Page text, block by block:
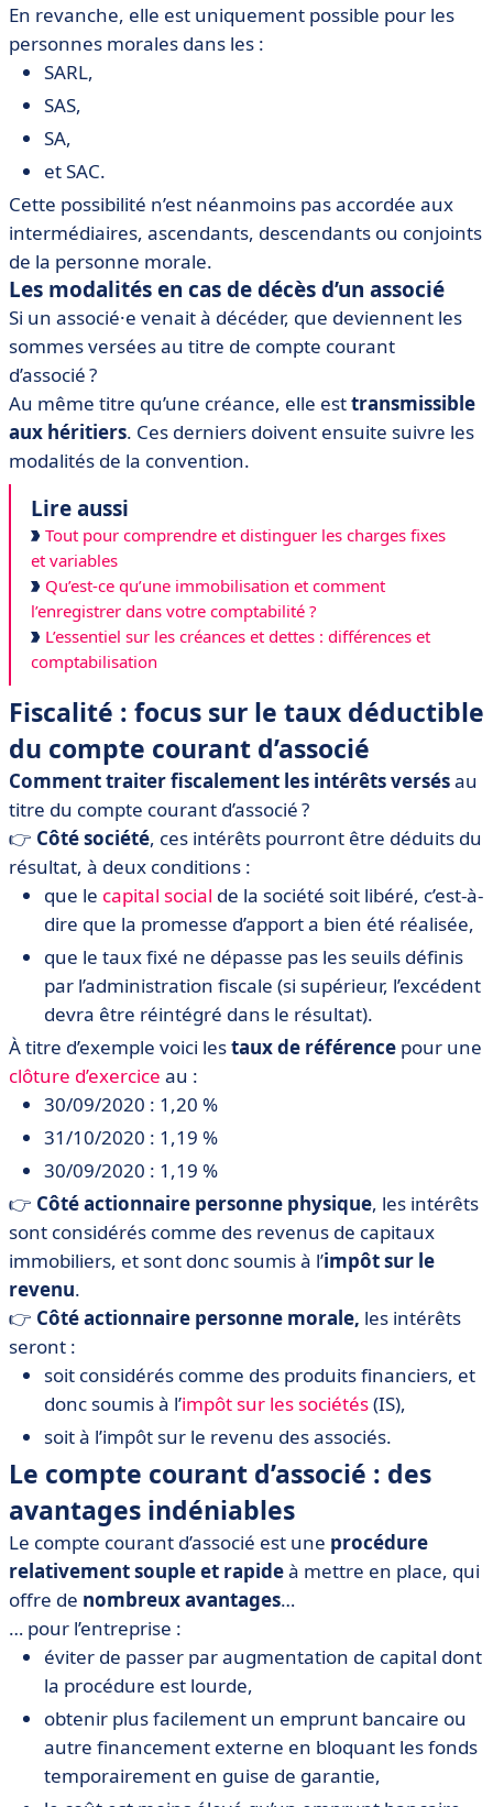
En revanche, elle est uniquement possible pour les
personnes morales dans les :
SARL,
SAS,
SA,
et SAC.
Cette possibilité n’est néanmoins pas accordée aux
intermédiaires, ascendants, descendants ou conjoints
de la personne morale.
Les modalités en cas de décès d’un associé
Si un associé·e venait à décéder, que deviennent les
sommes versées au titre de compte courant
d’associé ?
Au même titre qu’une créance, elle esttransmissible
aux héritiers. Ces derniers doivent ensuite suivre les
modalités de la convention.
Lire aussi
Tout pour comprendre et distinguer les charges fixes
et variables
Qu’est-ce qu’une immobilisation et comment
l’enregistrer dans votre comptabilité ?
L’essentiel sur les créances et dettes : différences et
comptabilisation
Fiscalité : focus sur le taux déductible
du compte courant d’associé
Comment traiter fiscalement les intérêts versésau
titre du compte courant d’associé ?
👉 Côté société, ces intérêts pourront être déduits du
résultat, à deux conditions :
que le capital social de la société soit libéré, c’est-à-
dire que la promesse d’apport a bien été réalisée,
que le taux fixé ne dépasse pas les seuils définis
par l’administration fiscale (si supérieur, l’excédent
devra être réintégré dans le résultat).
À titre d’exemple voici lestaux de référence pour une
clôture d’exercice au :
30/09/2020 : 1,20 %
31/10/2020 : 1,19 %
30/09/2020 : 1,19 %
👉 Côté actionnaire personne physique, les intérêts
sont considérés comme des revenus de capitaux
immobiliers, et sont donc soumis à l’impôt sur le
revenu.
👉 Côté actionnaire personne morale, les intérêts
seront :
soit considérés comme des produits financiers, et
donc soumis à l’impôt sur les sociétés(IS),
soit à l’impôt sur le revenu des associés.
Le compte courant d’associé : des
avantages indéniables
Le compte courant d’associé est une procédure
relativement souple et rapideà mettre en place, qui
offre de nombreux avantages…
… pour l’entreprise :
éviter de passer par augmentation de capital dont
la procédure est lourde,
obtenir plus facilement un emprunt bancaire ou
autre financement externe en bloquant les fonds
temporairement en guise de garantie,